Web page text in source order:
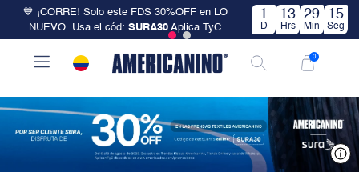
💙 ¡CORRE! Solo este FDS 30%OFF en LO
NUEVO. Usa el cód: SURA30 Aplica TyC
1
D
13
Hrs
29
Min
14
Seg
0